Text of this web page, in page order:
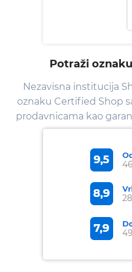
Potraži
Nezavisna institucija
oznaku Certified Shop
prodavnicama kao